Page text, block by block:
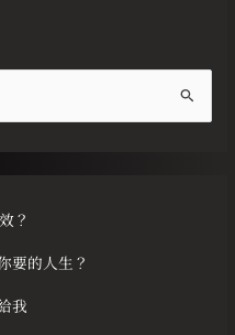
？
要的人生？
我